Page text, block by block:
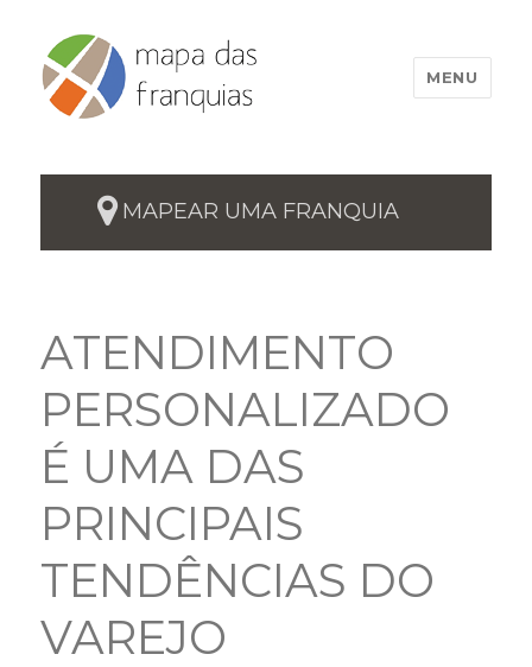
MENU
MAPEAR UMA FRANQUIA
ATENDIMENTO
PERSONALIZADO
É UMA DAS
PRINCIPAIS
TENDÊNCIAS DO
VAREJO